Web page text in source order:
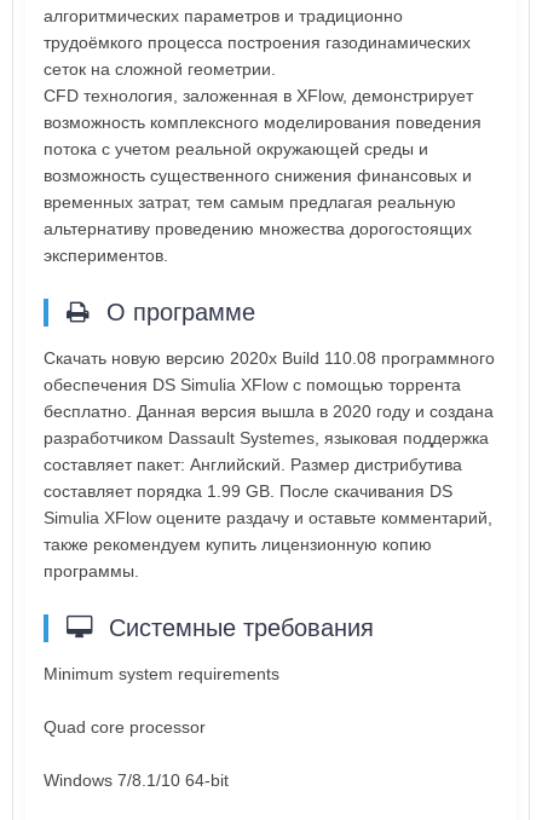
алгоритмических параметров и традиционно
трудоёмкого процесса построения газодинамических
сеток на сложной геометрии.
CFD технология, заложенная в XFlow, демонстрирует
возможность комплексного моделирования поведения
потока с учетом реальной окружающей среды и
возможность существенного снижения финансовых и
временных затрат, тем самым предлагая реальную
альтернативу проведению множества дорогостоящих
экспериментов.
О программе
Скачать новую версию 2020x Build 110.08 программного
обеспечения DS Simulia XFlow с помощью торрента
бесплатно. Данная версия вышла в 2020 году и создана
разработчиком Dassault Systemes, языковая поддержка
составляет пакет: Английский. Размер дистрибутива
составляет порядка 1.99 GB. После скачивания DS
Simulia XFlow оцените раздачу и оставьте комментарий,
также рекомендуем купить лицензионную копию
программы.
Системные требования
Minimum system requirements
Quad core processor
Windows 7/8.1/10 64-bit